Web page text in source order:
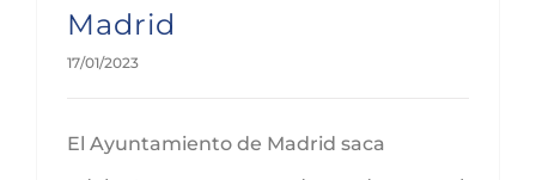
Madrid
17/01/2023
El Ayuntamiento de Madrid saca